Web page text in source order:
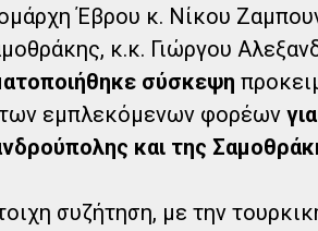
Έβρου κ. Νίκου
κ.κ. Γιώργου
σύσκεψη
εμπλεκόμενων φορέων
και της
συζήτηση, με την